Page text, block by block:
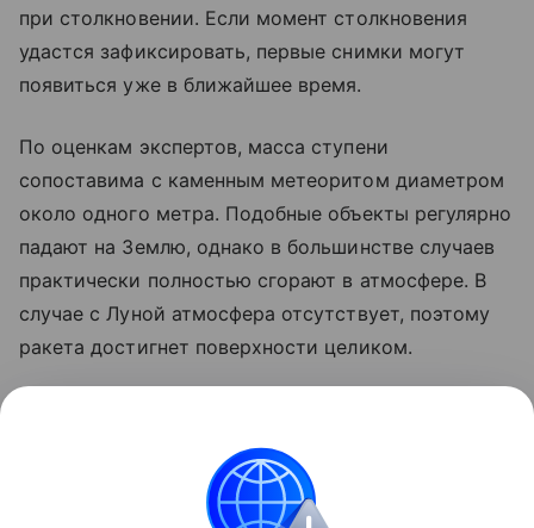
при столкновении. Если момент столкновения
удастся зафиксировать, первые снимки могут
появиться уже в ближайшее время.
По оценкам экспертов, масса ступени
сопоставима с каменным метеоритом диаметром
около одного метра. Подобные объекты регулярно
падают на Землю, однако в большинстве случаев
практически полностью сгорают в атмосфере. В
случае с Луной атмосфера отсутствует, поэтому
ракета достигнет поверхности целиком.
об атмосфере древней Земли.